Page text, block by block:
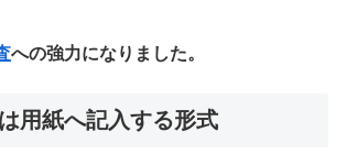
への強力になりました。
用紙へ記入する形式